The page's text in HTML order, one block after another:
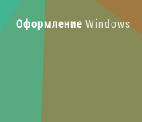
Оформление Windows